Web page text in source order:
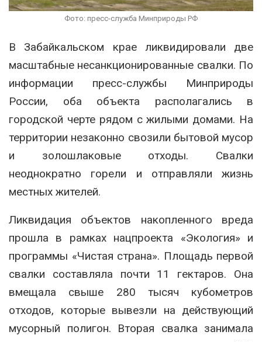
Фото: пресс-служба Минприроды РФ
В Забайкальском крае ликвидировали две
масштабные несанкционированные свалки. По
информации пресс-службы Минприроды
России, оба объекта располагались в
городской черте рядом с жилыми домами. На
территории незаконно свозили бытовой мусор
и золошлаковые отходы. Свалки
неоднократно горели и отправляли жизнь
местных жителей.
Ликвидация объектов накопленного вреда
прошла в рамках нацпроекта «Экология» и
программы «Чистая страна». Площадь первой
свалки составляла почти 11 гектаров. Она
вмещала свыше 280 тысяч кубометров
отходов, которые вывезли на действующий
мусорный полигон. Вторая свалка занимала